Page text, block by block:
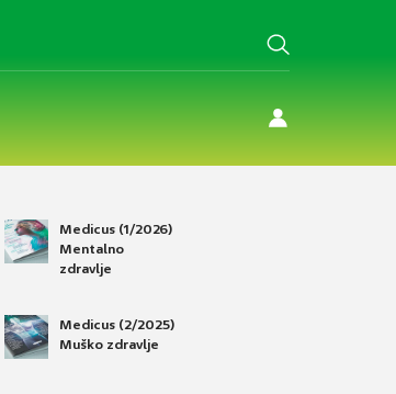
Medicus (1/2026)
Mentalno
zdravlje
Medicus (2/2025)
Muško zdravlje